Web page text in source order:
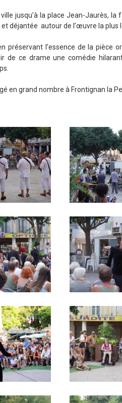
jusqu’à la place Jean-Jaurès, la
déjantée autour de l’œuvre la plus
préservant l’essence de la pièce
de ce drame une comédie
en grand nombre à Frontignan la